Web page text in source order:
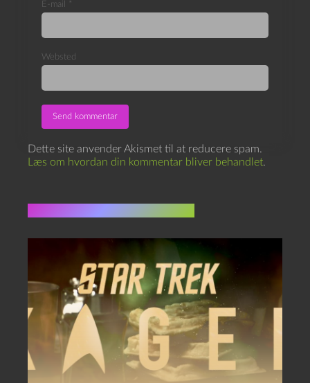
E-mail *
Websted
Dette site anvender Akismet til at reducere spam.
Læs om hvordan din kommentar bliver behandlet.